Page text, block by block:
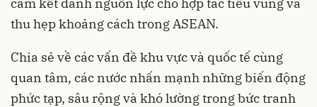
thu hẹp khoảng cách trong ASEAN.
Chia sẻ về các vấn đề khu vực và quốc tế cùng
quan tâm, các nước nhấn mạnh những biến động
phức tạp, sâu rộng và khó lường trong bức tranh